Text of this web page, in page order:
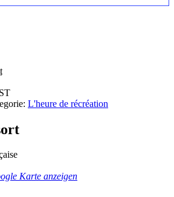
L'heure de récréation
Karte anzeigen